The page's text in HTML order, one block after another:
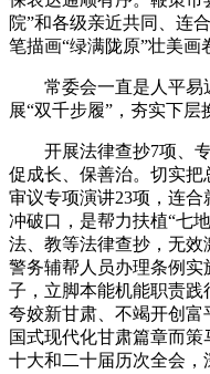
院”和各级亲近共同、连
笔描画“绿满陇原”壮美画
常委会一直是人平易
展“双千步履”，夯实下层
开展法律查抄7项、专
促成长、保善治。切实把
审议专项演讲23项，连
冲破口，是帮力扶植“七
法、教等法律查抄，无
警务辅帮人员办理条例
子，立脚本能机能职责
夸姣新甘肃、不竭开创富
国式现代化甘肃篇章而
十大和二十届历次全会，